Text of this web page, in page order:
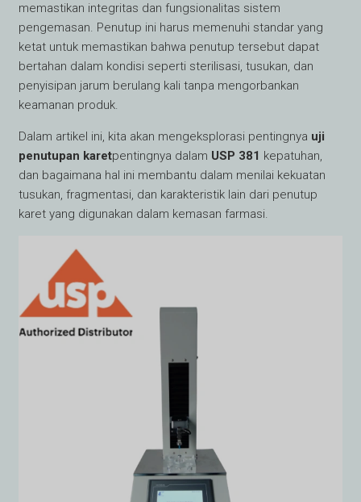
memastikan integritas dan fungsionalitas sistem
pengemasan. Penutup ini harus memenuhi standar yang
ketat untuk memastikan bahwa penutup tersebut dapat
bertahan dalam kondisi seperti sterilisasi, tusukan, dan
penyisipan jarum berulang kali tanpa mengorbankan
keamanan produk.
Dalam artikel ini, kita akan mengeksplorasi pentingnya uji
penutupan karetpentingnya dalam USP 381 kepatuhan,
dan bagaimana hal ini membantu dalam menilai kekuatan
tusukan, fragmentasi, dan karakteristik lain dari penutup
karet yang digunakan dalam kemasan farmasi.